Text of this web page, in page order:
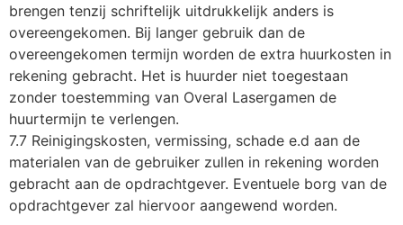
brengen tenzij schriftelijk uitdrukkelijk anders is
overeengekomen. Bij langer gebruik dan de
overeengekomen termijn worden de extra huurkosten in
rekening gebracht. Het is huurder niet toegestaan
zonder toestemming van Overal Lasergamen de
huurtermijn te verlengen.
7.7 Reinigingskosten, vermissing, schade e.d aan de
materialen van de gebruiker zullen in rekening worden
gebracht aan de opdrachtgever. Eventuele borg van de
opdrachtgever zal hiervoor aangewend worden.